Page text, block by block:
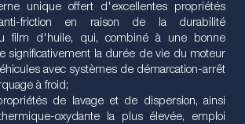
unique offert d'excellentes propriétés
friction en raison de la durabilité
film d'huile, qui, combiné à une bonne
significativement la durée de vie du moteur
avec systèmes de démarcation-arrêt
à froid;
de lavage et de dispersion, ainsi
oxydante la plus élevée, emploi